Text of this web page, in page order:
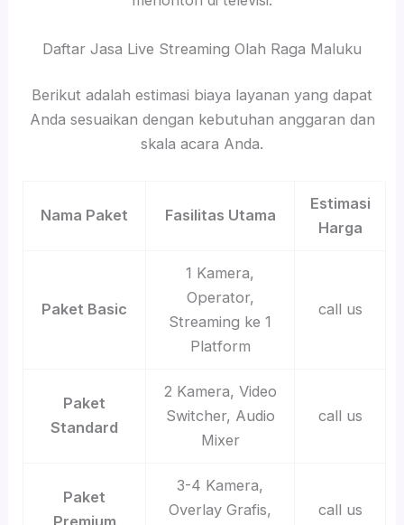
Daftar Jasa Live Streaming Olah Raga Maluku
Berikut adalah estimasi biaya layanan yang dapat
Anda sesuaikan dengan kebutuhan anggaran dan
skala acara Anda.
Nama Paket Fasilitas Utama
Estimasi
Harga
Paket Basic
1 Kamera,
Operator,
Streaming ke 1
Platform
call us
Paket
Standard
2 Kamera, Video
Switcher, Audio
Mixer
call us
Paket
Premium
3-4 Kamera,
Overlay Grafis,
call us